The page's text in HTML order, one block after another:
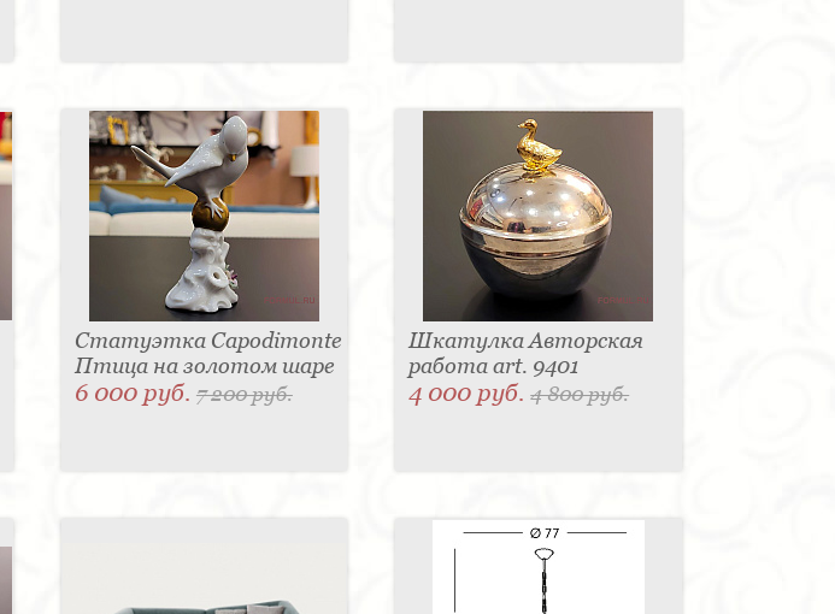
Статуэтка Capodimonte
Птица на золотом шаре
6 000 руб. 7 200 руб.
Шкатулка Авторская
работа art. 9401
4 000 руб.4 800 руб.